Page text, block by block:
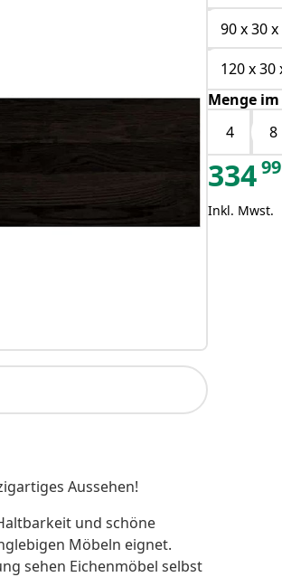
Aussehen!
und schöne
Möbeln eignet.
sehen Eichenmöbel selbst
90 x 30
120 x 30
Menge
4
8
33499
Inkl. Mwst.